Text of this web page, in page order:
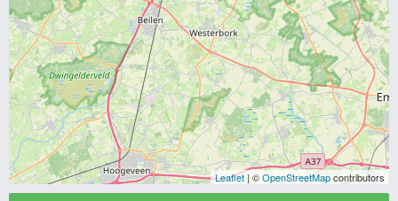
Leaflet | ©OpenStreetMapcontributors